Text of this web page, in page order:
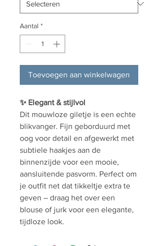
Aantal *
Toevoegen aan winkelwagen
✨ Elegant & stijlvol
Dit mouwloze giletje is een echte
blikvanger. Fijn geborduurd met
oog voor detail en afgewerkt met
subtiele haakjes aan de
binnenzijde voor een mooie,
aansluitende pasvorm. Perfect om
je outfit net dat tikkeltje extra te
geven – draag het over een
blouse of jurk voor een elegante,
tijdloze look.